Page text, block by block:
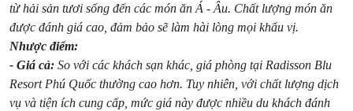
từ hải sản tươi sống đến các món ăn Á - Âu. Chất lượng món ăn
được đánh giá cao, đảm bảo sẽ làm hài lòng mọi khẩu vị.
Nhược điểm:
- Giá cả: So với các khách sạn khác, giá phòng tại Radisson Blu
Resort Phú Quốc thường cao hơn. Tuy nhiên, với chất lượng dịch
vụ và tiện ích cung cấp, mức giá này được nhiều du khách đánh